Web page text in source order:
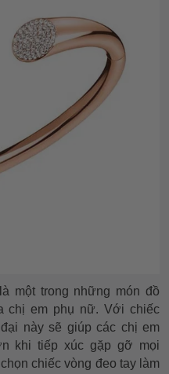
là một trong những món đồ
chị em phụ nữ. Với chiếc
này sẽ giúp các chị em
khi tiếp xúc gặp gỡ mọi
chiếc vòng đeo tay làm